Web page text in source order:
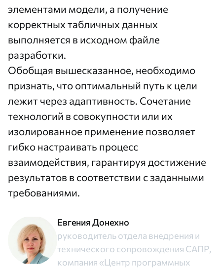
Евгения Донехно
руководитель отдела внедрения и
технического сопровождения САПР,
компания «Центр программных
элементами модели, а получение
корректных табличных данных
выполняется в исходном файле
разработки.
Обобщая вышесказанное, необходимо
признать, что оптимальный путь к цели
лежит через адаптивность. Сочетание
технологий в совокупности или их
изолированное применение позволяет
гибко настраивать процесс
взаимодействия, гарантируя достижение
результатов в соответствии с заданными
требованиями.